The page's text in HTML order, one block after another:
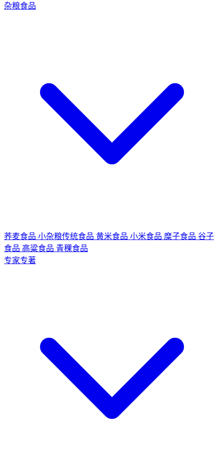
杂粮食品
荞麦食品 小杂粮传统食品 黄米食品 小米食品 糜子食品 谷子
食品 高粱食品 青稞食品
专家专著